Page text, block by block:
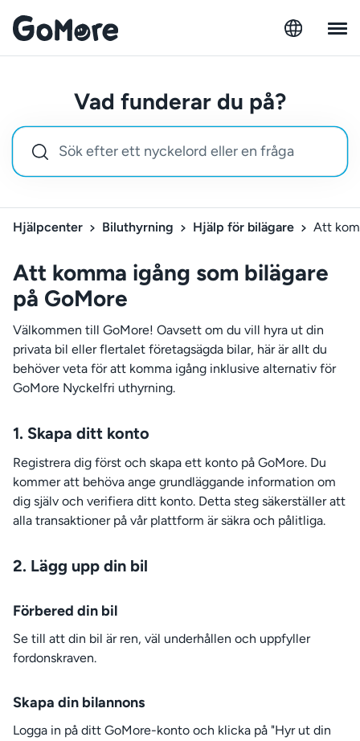
Vad funderar du på?
Hjälpcenter Biluthyrning Hjälp för bilägare Att
Att komma igång som bilägare
på GoMore
Välkommen till GoMore! Oavsett om du vill hyra ut din
privata bil eller flertalet företagsägda bilar, här är allt du
behöver veta för att komma igång inklusive alternativ för
GoMore Nyckelfri uthyrning.
1. Skapa ditt konto
Registrera dig först och skapa ett konto på GoMore. Du
kommer att behöva ange grundläggande information om
dig själv och verifiera ditt konto. Detta steg säkerställer att
alla transaktioner på vår plattform är säkra och pålitliga.
2. Lägg upp din bil
Förbered din bil
Se till att din bil är ren, väl underhållen och uppfyller
fordonskraven.
Skapa din bilannons
Logga in på ditt GoMore-konto och klicka på "Hyr ut din